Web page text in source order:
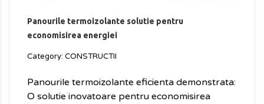
Panourile termoizolante solutie pentru
economisirea energiei
Category: CONSTRUCTII
Panourile termoizolante eficienta demonstrata:
O solutie inovatoare pentru economisirea